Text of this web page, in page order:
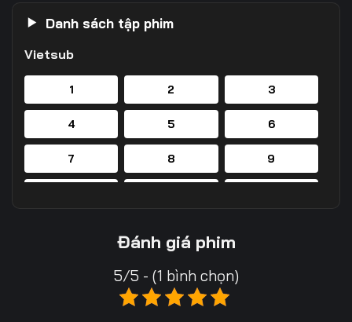
Danh sách tập phim
Vietsub
1 2 3
4 5 6
7 8 9
20
Đánh giá phim
5/5 - (1 bình chọn)